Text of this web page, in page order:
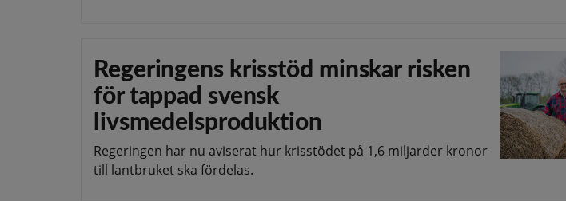
Regeringens krisstöd minskar risken
för tappad svensk
livsmedelsproduktion
Regeringen har nu aviserat hur krisstödet på 1,6 miljarder kronor
till lantbruket ska fördelas.